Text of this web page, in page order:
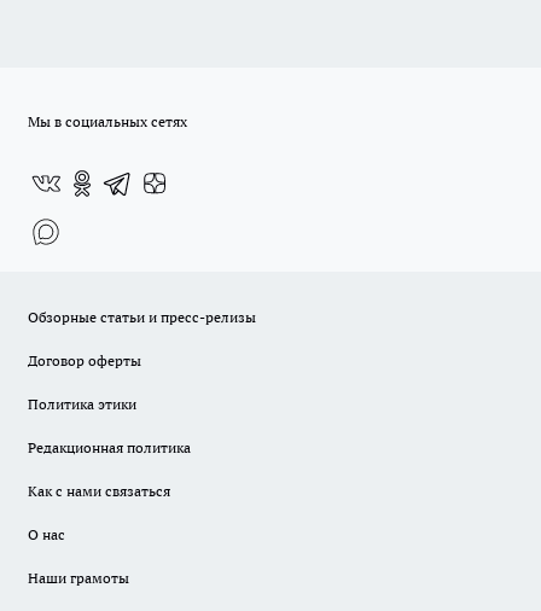
Мы в социальных сетях
Обзорные статьи и пресс-релизы
Договор оферты
Политика этики
Редакционная политика
Как с нами связаться
О нас
Наши грамоты